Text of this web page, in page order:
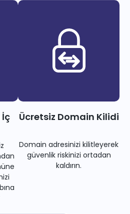
Ücretsiz Domain Kilidi
Domain adresinizi kilitleyerek
güvenlik riskinizi ortadan
kaldırın.